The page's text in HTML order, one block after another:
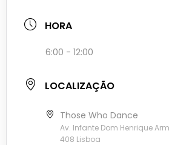
HORA
6:00 - 12:00
LOCALIZAÇÃO
Those Who Dance
Av. Infante Dom Henrique
408 Lisboa